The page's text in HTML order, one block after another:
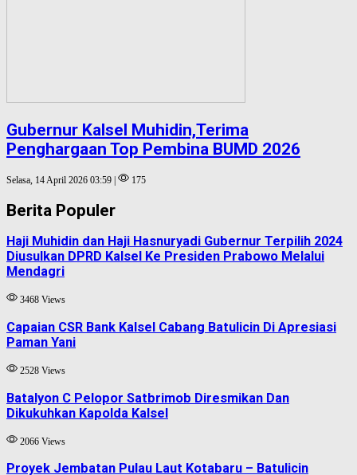
Gubernur Kalsel Muhidin,Terima
Penghargaan Top Pembina BUMD 2026
Selasa, 14 April 2026 03:59 | 175
Berita Populer
Haji Muhidin dan Haji Hasnuryadi Gubernur Terpilih 2024
Diusulkan DPRD Kalsel Ke Presiden Prabowo Melalui
Mendagri
3468 Views
Capaian CSR Bank Kalsel Cabang Batulicin Di Apresiasi
Paman Yani
2528 Views
Batalyon C Pelopor Satbrimob Diresmikan Dan
Dikukuhkan Kapolda Kalsel
2066 Views
Proyek Jembatan Pulau Laut Kotabaru – Batulicin